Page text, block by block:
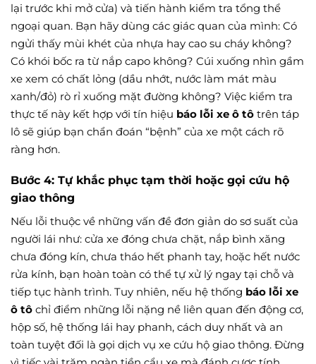
lại trước khi mở cửa) và tiến hành kiểm tra tổng thể
ngoại quan. Bạn hãy dùng các giác quan của mình: Có
ngửi thấy mùi khét của nhựa hay cao su cháy không?
Có khói bốc ra từ nắp capo không? Cúi xuống nhìn gầm
xe xem có chất lỏng (dầu nhớt, nước làm mát màu
xanh/đỏ) rò rỉ xuống mặt đường không? Việc kiểm tra
thực tế này kết hợp với tín hiệu báo lỗi xe ô tô trên táp
lô sẽ giúp bạn chẩn đoán “bệnh” của xe một cách rõ
ràng hơn.
Bước 4: Tự khắc phục tạm thời hoặc gọi cứu hộ
giao thông
Nếu lỗi thuộc về những vấn đề đơn giản do sơ suất của
người lái như: cửa xe đóng chưa chặt, nắp bình xăng
chưa đóng kín, chưa tháo hết phanh tay, hoặc hết nước
rửa kính, bạn hoàn toàn có thể tự xử lý ngay tại chỗ và
tiếp tục hành trình. Tuy nhiên, nếu hệ thống báo lỗi xe
ô tô chỉ điểm những lỗi nặng nề liên quan đến động cơ,
hộp số, hệ thống lái hay phanh, cách duy nhất và an
toàn tuyệt đối là gọi dịch vụ xe cứu hộ giao thông. Đừng